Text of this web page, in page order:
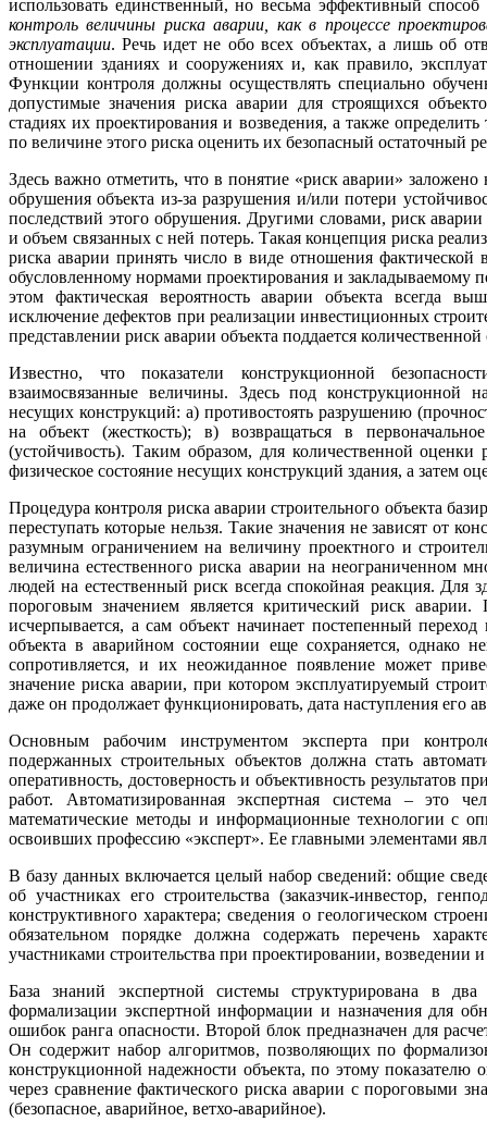
использовать единственный, но весьма эффективный
контроль величины риска аварии, как в процессе
эксплуатации. Речь идет не обо всех объектах, а лишь об
отношении зданиях и сооружениях и, как правило,
Функции контроля должны осуществлять специально
допустимые значения риска аварии для строящихся
стадиях их проектирования и возведения, а также
по величине этого риска оценить их безопасный остаточный
Здесь важно отметить, что в понятие «риск аварии»
обрушения объекта из-за разрушения и/или потери
последствий этого обрушения. Другими словами, риск аварии
и объем связанных с ней потерь. Такая концепция риска
риска аварии принять число в виде отношения фактической
обусловленному нормами проектирования и
этом фактическая вероятность аварии объекта всегда
исключение дефектов при реализации инвестиционных
представлении риск аварии объекта поддается количественной
Известно, что показатели конструкционной
взаимосвязанные величины. Здесь под конструкционной
несущих конструкций: а) противостоять разрушению
на объект (жесткость); в) возвращаться в
(устойчивость). Таким образом, для количественной оценки
физическое состояние несущих конструкций здания, а затем
Процедура контроля риска аварии строительного объекта
переступать которые нельзя. Такие значения не зависят от
разумным ограничением на величину проектного и
величина естественного риска аварии на неограниченном
людей на естественный риск всегда спокойная реакция. Для
пороговым значением является критический риск
исчерпывается, а сам объект начинает постепенный
объекта в аварийном состоянии еще сохраняется, однако
сопротивляется, и их неожиданное появление может
значение риска аварии, при котором эксплуатируемый
даже он продолжает функционировать, дата наступления его
Основным рабочим инструментом эксперта при
подержанных строительных объектов должна стать
оперативность, достоверность и объективность результатов
работ. Автоматизированная экспертная система – это
математические методы и информационные технологии с
освоивших профессию «эксперт». Ее главными элементами
В базу данных включается целый набор сведений: общие
об участниках его строительства (заказчик-инвестор,
конструктивного характера; сведения о геологическом
обязательном порядке должна содержать перечень
участниками строительства при проектировании, возведении
База знаний экспертной системы структурирована в
формализации экспертной информации и назначения для
ошибок ранга опасности. Второй блок предназначен для
Он содержит набор алгоритмов, позволяющих по
конструкционной надежности объекта, по этому показателю
через сравнение фактического риска аварии с пороговыми
(безопасное, аварийное, ветхо-аварийное).